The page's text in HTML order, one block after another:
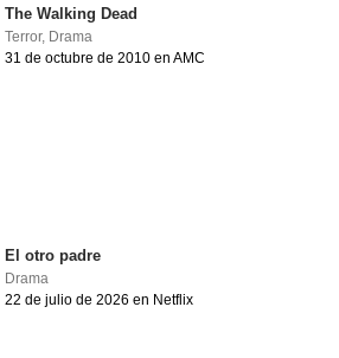
The Walking Dead
Terror, Drama
31 de octubre de 2010 en AMC
El otro padre
Drama
22 de julio de 2026 en Netflix